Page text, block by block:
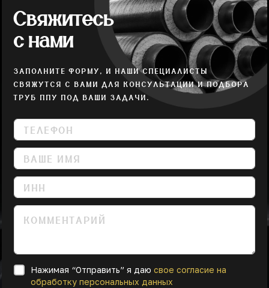
Свяжитесь
с нами
ЗАПОЛНИТЕ ФОРМУ, И НАШИ СПЕЦИАЛИСТЫ
СВЯЖУТСЯ С ВАМИ ДЛЯ КОНСУЛЬТАЦИИ И ПОДБОРА
ТРУБ ППУ ПОД ВАШИ ЗАДАЧИ.
Нажимая “Отправить” я даю свое согласие на
обработку персональных данных